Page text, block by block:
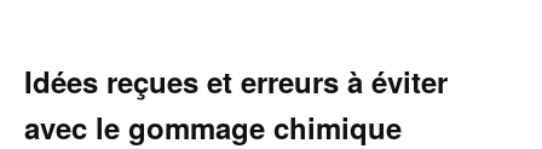
Idées reçues et erreurs à éviter
avec le gommage chimique